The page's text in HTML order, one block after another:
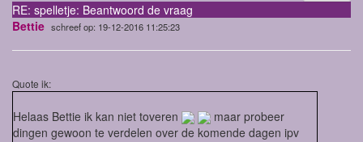
RE: spelletje: Beantwoord de vraag
Bettie schreef op: 19-12-2016 11:25:23
Quote ik:
Helaas Bettie ik kan niet toveren
maar probeer
dingen gewoon te verdelen over de komende dagen ipv